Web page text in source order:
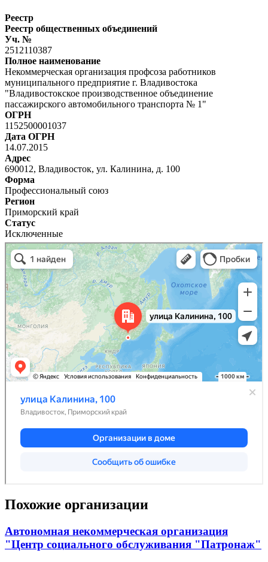
Реестр
Реестр общественных объединений
Уч. №
2512110387
Полное наименование
Некоммерческая организация профсоза работников
муниципального предприятие г. Владивостока
"Владивостокское производственное объединение
пассажирского автомобильного транспорта № 1"
ОГРН
1152500001037
Дата ОГРН
14.07.2015
Адрес
690012, Владивосток, ул. Калинина, д. 100
Форма
Профессиональный союз
Регион
Приморский край
Статус
Исключенные
Похожие организации
Автономная некоммерческая организация
"Центр социального обслуживания "Патронаж"